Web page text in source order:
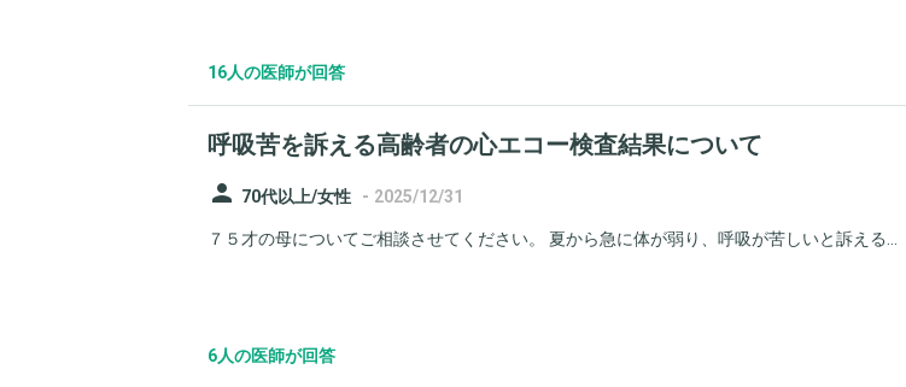
16人の医師が回答
呼吸苦を訴える高齢者の心エコー検査結果について
person 70代以上/女性 - 2025/12/31
７５才の母についてご相談させてください。 夏から急に体が弱り、呼吸が苦しいと訴える...
6人の医師が回答